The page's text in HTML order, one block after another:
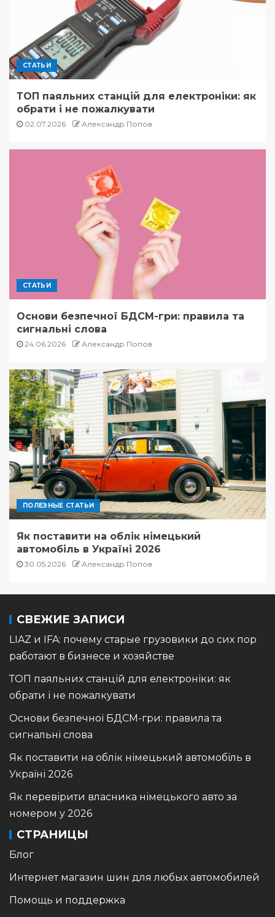
СТАТЬИ
ТОП паяльних станцій для електроніки: як
обрати і не пожалкувати
02.07.2026 Александр Попов
СТАТЬИ
Основи безпечної БДСМ-гри: правила та
сигнальні слова
24.06.2026 Александр Попов
ПОЛЕЗНЫЕ СТАТЬИ
Як поставити на облік німецький
автомобіль в Україні 2026
30.05.2026 Александр Попов
СВЕЖИЕ ЗАПИСИ
LIAZ и IFA: почему старые грузовики до сих пор
работают в бизнесе и хозяйстве
ТОП паяльних станцій для електроніки: як
обрати і не пожалкувати
Основи безпечної БДСМ-гри: правила та
сигнальні слова
Як поставити на облік німецький автомобіль в
Україні 2026
Як перевірити власника німецького авто за
номером у 2026
СТРАНИЦЫ
Блог
Интернет магазин шин для любых автомобилей
Помощь и поддержка